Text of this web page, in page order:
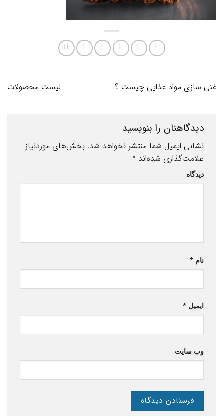
غنی سازی مواد غذایی چیست ؟ لیست محصولات
دیدگاهتان را بنویسید
نشانی ایمیل شما منتشر نخواهد شد. بخش‌های موردنیاز
علامت‌گذاری شده‌اند *
دیدگاه
نام *
ایمیل *
وب‌ سایت